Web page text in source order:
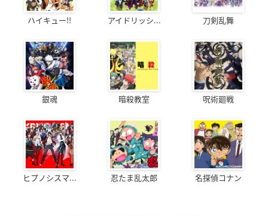
ハイキュー!! アイドリッシ... 刀剣乱舞
銀魂 暗殺教室 呪術廻戦
ヒプノシスマ... 忍たま乱太郎 名探偵コナン